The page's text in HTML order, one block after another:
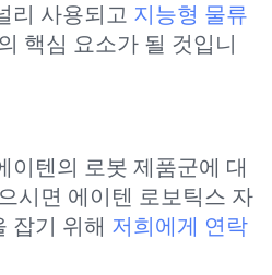
리 사용되고 지능형 물류
핵심 요소가 될 것입니
이텐의 로봇 제품군에 대
시면 에이텐 로보틱스 자
잡기 위해 저희에게 연락